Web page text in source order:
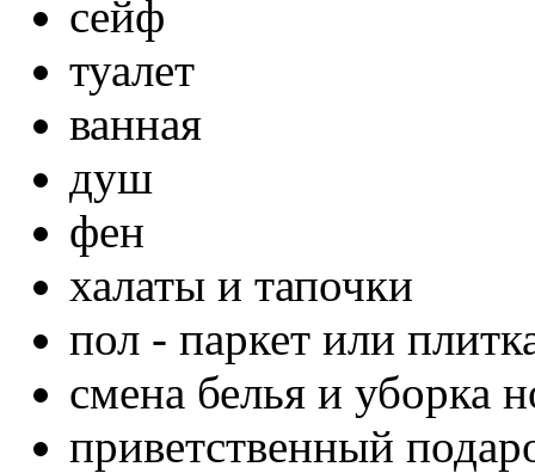
сейф
туалет
ванная
душ
фен
халаты и тапочки
пол - паркет или
смена белья и уборка
приветственный